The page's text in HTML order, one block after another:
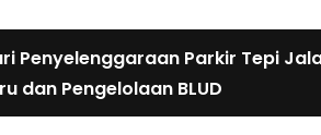
Penyelenggaraan Parkir Tepi
dan Pengelolaan BLUD